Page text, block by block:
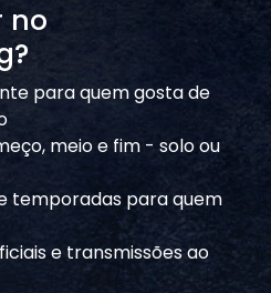
no
para quem gosta de
meio e fim - solo ou
temporadas para quem
e transmissões ao